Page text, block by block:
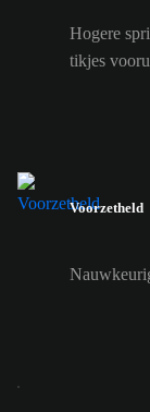
Hogere
tikjes
Voorzetheld